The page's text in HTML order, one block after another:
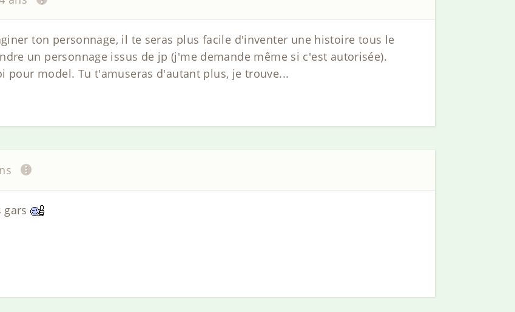
ton personnage, il te seras plus facile d'inventer une histoire tous le
un personnage issus de jp (j'me demande même si c'est autorisée).
pour model. Tu t'amuseras d'autant plus, je trouve...
gars